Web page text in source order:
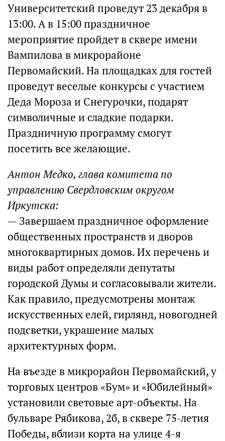
Университетский проведут 23 декабря в
13:00. А в 15:00 праздничное
мероприятие пройдет в сквере имени
Вампилова в микрорайоне
Первомайский. На площадках для гостей
проведут веселые конкурсы с участием
Деда Мороза и Снегурочки, подарят
символичные и сладкие подарки.
Праздничную программу смогут
посетить все желающие.
Антон Медко, глава комитета по
управлению Свердловским округом
Иркутска:
— Завершаем праздничное оформление
общественных пространств и дворов
многоквартирных домов. Их перечень и
виды работ определяли депутаты
городской Думы и согласовывали жители.
Как правило, предусмотрены монтаж
искусственных елей, гирлянд, новогодней
подсветки, украшение малых
архитектурных форм.
На въезде в микрорайон Первомайский, у
торговых центров «Бум» и «Юбилейный»
установили световые арт-объекты. На
бульваре Рябикова, 2б, в сквере 75-летия
Победы, вблизи корта на улице 4-я